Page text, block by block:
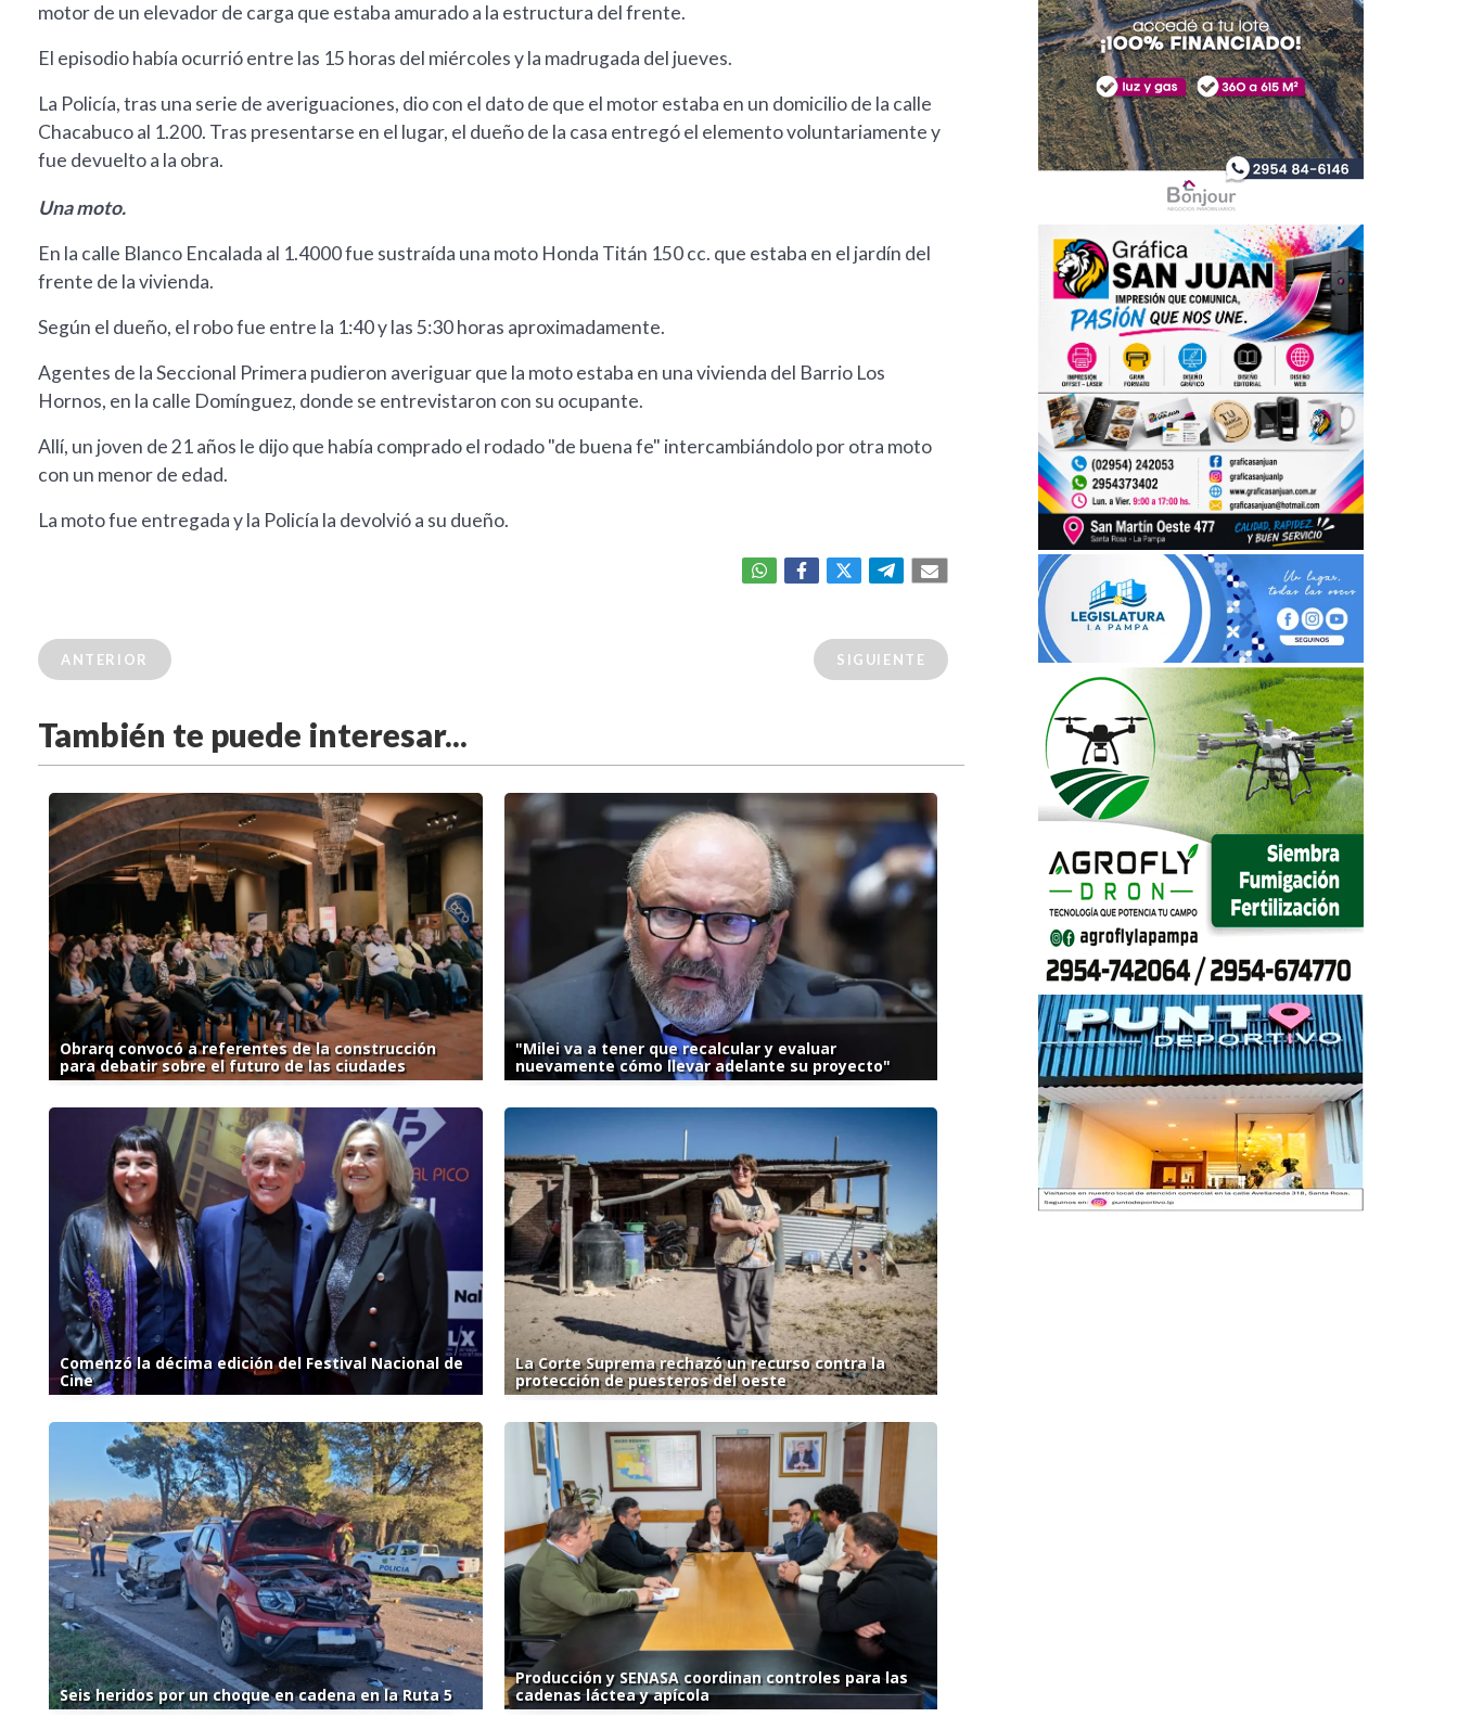
motor de un elevador de carga que estaba amurado a la estructura del frente.
El episodio había ocurrió entre las 15 horas del miércoles y la madrugada del jueves.
La Policía, tras una serie de averiguaciones, dio con el dato de que el motor estaba en un domicilio de la calle
Chacabuco al 1.200. Tras presentarse en el lugar, el dueño de la casa entregó el elemento voluntariamente y
fue devuelto a la obra.
Una moto.
En la calle Blanco Encalada al 1.4000 fue sustraída una moto Honda Titán 150 cc. que estaba en el jardín del
frente de la vivienda.
Según el dueño, el robo fue entre la 1:40 y las 5:30 horas aproximadamente.
Agentes de la Seccional Primera pudieron averiguar que la moto estaba en una vivienda del Barrio Los
Hornos, en la calle Domínguez, donde se entrevistaron con su ocupante.
Allí, un joven de 21 años le dijo que había comprado el rodado "de buena fe" intercambiándolo por otra moto
con un menor de edad.
La moto fue entregada y la Policía la devolvió a su dueño.
ANTERIOR SIGUIENTE
También te puede interesar...
Obrarq convocó a referentes de la construcción
para debatir sobre el futuro de las ciudades
"Milei va a tener que recalcular y evaluar
nuevamente cómo llevar adelante su proyecto"
Comenzó la décima edición del Festival Nacional de
Cine
La Corte Suprema rechazó un recurso contra la
protección de puesteros del oeste
Seis heridos por un choque en cadena en la Ruta 5
Producción y SENASA coordinan controles para las
cadenas láctea y apícola